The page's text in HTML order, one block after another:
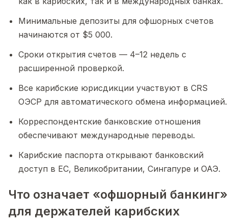
Минимальные депозиты для офшорных счетов
начинаются от $5 000.
Сроки открытия счетов — 4–12 недель с
расширенной проверкой.
Все карибские юрисдикции участвуют в CRS
ОЭСР для автоматического обмена информацией.
Корреспондентские банковские отношения
обеспечивают международные переводы.
Карибские паспорта открывают банковский
доступ в ЕС, Великобритании, Сингапуре и ОАЭ.
Что означает «офшорный банкинг»
для держателей карибских